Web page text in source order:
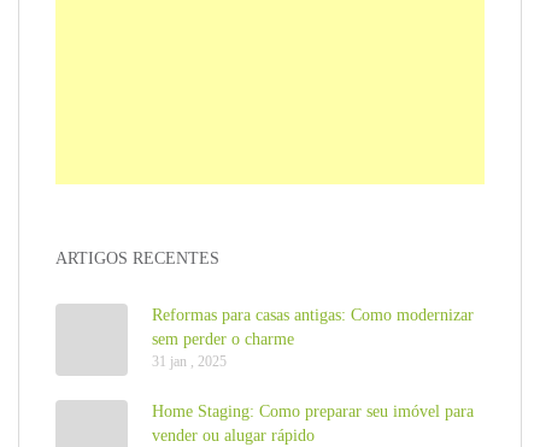
ARTIGOS RECENTES
Reformas para casas antigas: Como modernizar
sem perder o charme
31 jan , 2025
Home Staging: Como preparar seu imóvel para
vender ou alugar rápido